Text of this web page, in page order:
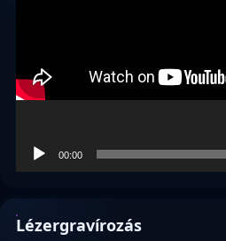
00:00
Lézergravírozás